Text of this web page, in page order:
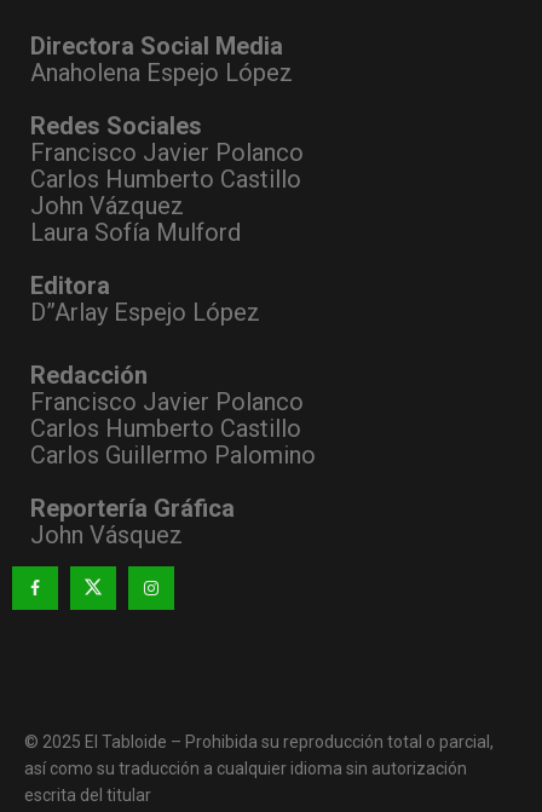
Directora Social Media
Anaholena Espejo López
Redes Sociales
Francisco Javier Polanco
Carlos Humberto Castillo
John Vázquez
Laura Sofía Mulford
Editora
D”Arlay Espejo López
Redacción
Francisco Javier Polanco
Carlos Humberto Castillo
Carlos Guillermo Palomino
Reportería Gráfica
John Vásquez
© 2025 El Tabloide – Prohibida su reproducción total o parcial,
así como su traducción a cualquier idioma sin autorización
escrita del titular